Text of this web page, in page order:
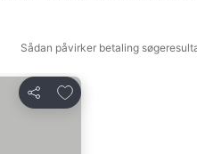
Sådan påvirker betaling
Del
Føj til favoritter